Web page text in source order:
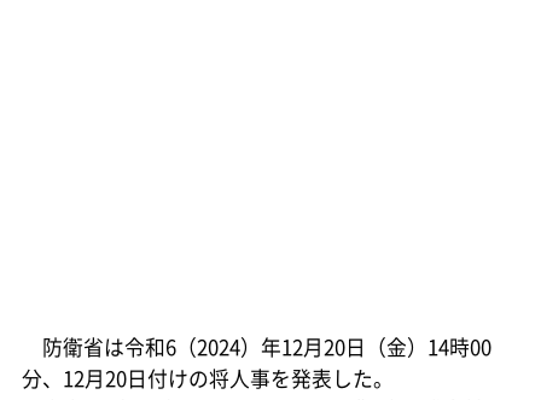
防衛省は令和6（2024）年12月20日（金）14時00
分、12月20日付けの将人事を発表した。